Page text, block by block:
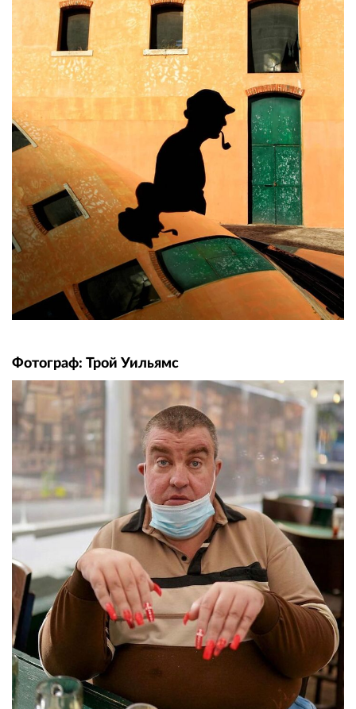
Фотограф: Трой Уильямс